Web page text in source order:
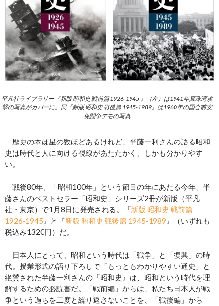
平凡社ライブラリー『新版 昭和史 戦前篇 1926-1945 』（左）は1941年真珠湾攻
撃の写真がカバーに。同『新版 昭和史 戦後篇 1945-1989』は1960年の国会前安
保闘争デモの写真
歴史の本は星の数ほどあるけれど、半藤一利さんの語る昭和
史は時代と人に向ける視線があたたかく、しかも分かりやす
い。
戦後80年、「昭和100年」という節目の年にあたる今年、半
藤さんのベストセラー「昭和史」シリーズ2冊が新版（平凡
社・東京）で1月8日に発売される。『新版 昭和史 戦前篇
1926-1945 』と『新版 昭和史 戦後篇 1945-1989 』（いずれも
税込み1320円）だ。
日本人にとって、昭和という時代は「戦争」と「復興」の時
代。授業形式の語り下ろしで「もっともわかりやすい通史」と
絶賛された半藤一利さんの『昭和史』は、昭和という時代を理
解するための必読書だ。「戦前編」からは、私たち日本人が戦
争という過ちを二度と繰り返さないことを、「戦後編」から